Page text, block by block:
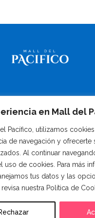
en Mall del
Pacífico, utilizamos
de navegación y ofrecerte
Al continuar
uso de cookies. Para más
tus datos y las
nuestra Política de